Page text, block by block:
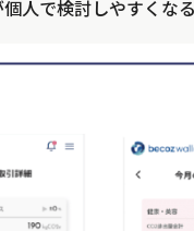
人で検討しやすくな